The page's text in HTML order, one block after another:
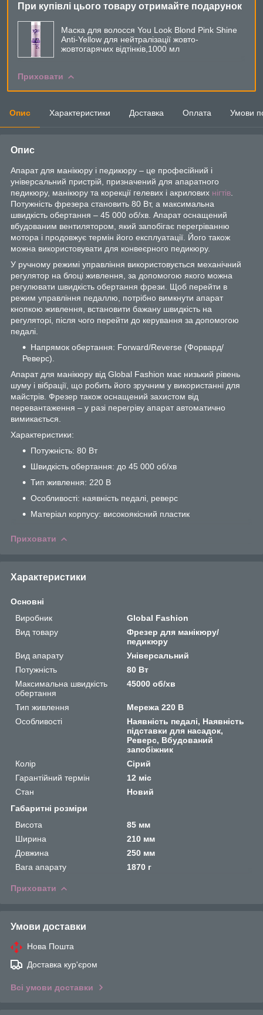
При купівлі цього товару отримайте подарунок
Маска для волосся You Look Blond Pink Shine
Anti-Yellow для нейтралізації жовто-
жовтогарячих відтінків,1000 мл
Приховати
Опис Характеристики Доставка Оплата Умови
Опис
Апарат для манікюру і педикюру – це професійний і
універсальний пристрій, призначений для апаратного
педикюру, манікюру та корекції гелевих і акрилових нігтів
Потужність фрезера становить 80 Вт, а максимальна
швидкість обертання – 45 000 об/хв. Апарат оснащений
вбудованим вентилятором, який запобігає перегріванню
мотора і продовжує термін його експлуатації. Його також
можна використовувати для конвеєрного педикюру.
У ручному режимі управління використовується механічний
регулятор на блоці живлення, за допомогою якого можна
регулювати швидкість обертання фрези. Щоб перейти в
режим управління педаллю, потрібно вимкнути апарат
кнопкою живлення, встановити бажану швидкість на
регуляторі, після чого перейти до керування за допомогою
педалі.
Напрямок обертання: Forward/Reverse (Форвард/
Реверс).
Апарат для манікюру від Global Fashion має низький рівень
шуму і вібрації, що робить його зручним у використанні для
майстрів. Фрезер також оснащений захистом від
перевантаження – у разі перегріву апарат автоматично
вимикається.
Характеристики:
Потужність: 80 Вт
Швидкість обертання: до 45 000 об/хв
Тип живлення: 220 В
Особливості: наявність педалі, реверс
Матеріал корпусу: високоякісний пластик
Приховати
Характеристики
Основні
Виробник
Global Fashion
Вид товару
Фрезер для манікюру/
педикюру
Вид апарату
Універсальний
Потужність
80 Вт
Максимальна швидкість
обертання
45000 об/хв
Тип живлення
Мережа 220 В
Особливості
Наявність педалі, Наявність
підставки для насадок,
Реверс, Вбудований
запобіжник
Колір
Сірий
Гарантійний термін
12 міс
Стан
Новий
Габаритні розміри
Висота
85 мм
Ширина
210 мм
Довжина
250 мм
Вага апарату
1870 г
Приховати
Умови доставки
Нова Пошта
Доставка кур'єром
Всі умови доставки